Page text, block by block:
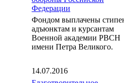
Федерации
Фондом выплачены
адъюнктам и курсантам
Военной академии РВСН
имени Петра Великого.
14.07.2016